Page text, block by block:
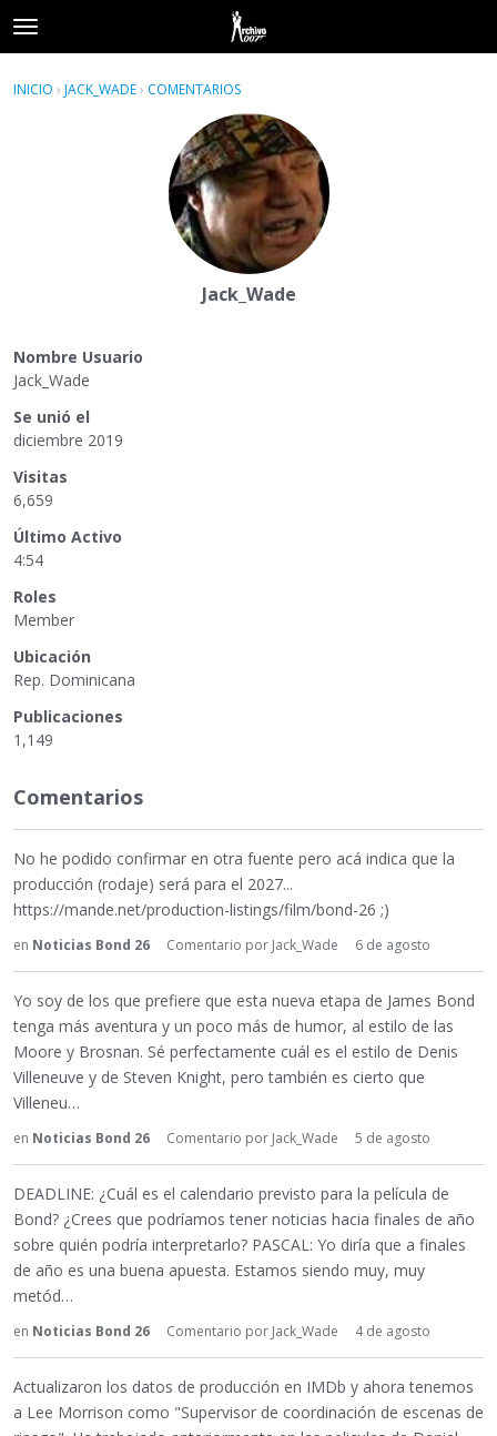
t
o
gAcceder · Registrarse
INICIO › JACK_WADE› COMENTARIOS
Jack_Wade
Nombre Usuario
Jack_Wade
Se unió el
diciembre 2019
Visitas
6,659
Último Activo
4:54
Roles
Member
Ubicación
Rep. Dominicana
Publicaciones
1,149
Comentarios
No he podido confirmar en otra fuente pero acá indica que la
producción (rodaje) será para el 2027...
https://mande.net/production-listings/film/bond-26 ;)
en Noticias Bond 26 Comentario por Jack_Wade 6 de agosto
Yo soy de los que prefiere que esta nueva etapa de James Bond
tenga más aventura y un poco más de humor, al estilo de las
Moore y Brosnan. Sé perfectamente cuál es el estilo de Denis
Villeneuve y de Steven Knight, pero también es cierto que
Villeneu…
en Noticias Bond 26 Comentario por Jack_Wade 5 de agosto
DEADLINE: ¿Cuál es el calendario previsto para la película de
Bond? ¿Crees que podríamos tener noticias hacia finales de año
sobre quién podría interpretarlo? PASCAL: Yo diría que a finales
de año es una buena apuesta. Estamos siendo muy, muy
metód…
en Noticias Bond 26 Comentario por Jack_Wade 4 de agosto
Actualizaron los datos de producción en IMDb y ahora tenemos
a Lee Morrison como "Supervisor de coordinación de escenas de